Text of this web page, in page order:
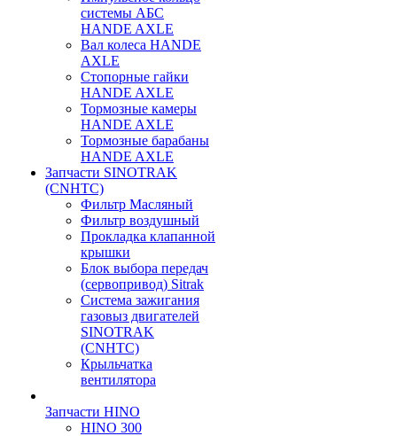
системы АБС
HANDE AXLE
Вал колеса HANDE
AXLE
Стопорные гайки
HANDE AXLE
Тормозные камеры
HANDE AXLE
Тормозные барабаны
HANDE AXLE
Запчасти SINOTRAK
(CNHTC)
Фильтр Масляный
Фильтр воздушный
Прокладка клапанной
крышки
Блок выбора передач
(сервопривод) Sitrak
Система зажигания
газовыз двигателей
SINOTRAK
(CNHTC)
Крыльчатка
вентилятора
Запчасти HINO
HINO 300